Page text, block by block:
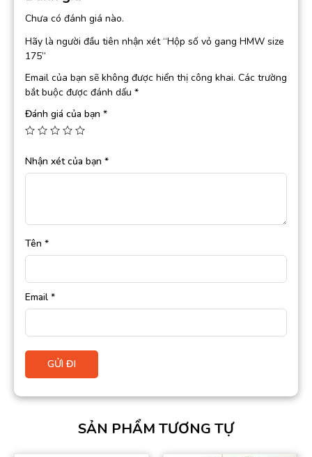
Chưa có đánh giá nào.
Hãy là người đầu tiên nhận xét “Hộp số vỏ gang HMW size
175”
Email của bạn sẽ không được hiển thị công khai. Các trường
bắt buộc được đánh dấu *
Đánh giá của bạn *
Nhận xét của bạn *
Tên *
Email *
SẢN PHẨM TƯƠNG TỰ